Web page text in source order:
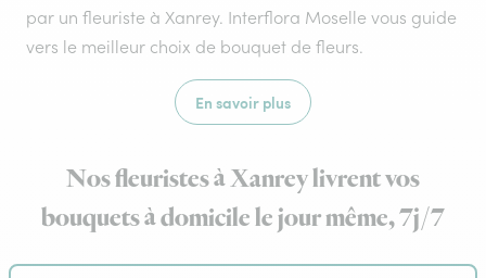
par un fleuriste à Xanrey. Interflora Moselle vous guide
vers le meilleur choix de bouquet de fleurs.
En savoir plus
Nos fleuristes à Xanrey livrent vos
bouquets à domicile le jour même, 7j/7